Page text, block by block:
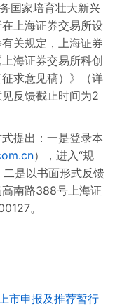
国家培育壮大新兴
上海证券交易所设
关规定，上海证券
海证券交易所科创
求意见稿）》（详
反馈截止时间为2
提出：一是登录本
），进入“规
二是以书面形式反馈
南路388号上海证
。
市申报及推荐暂行